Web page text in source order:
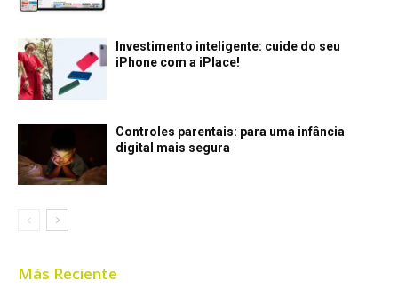
Investimento inteligente: cuide do seu
iPhone com a iPlace!
Controles parentais: para uma infância
digital mais segura
Más Reciente